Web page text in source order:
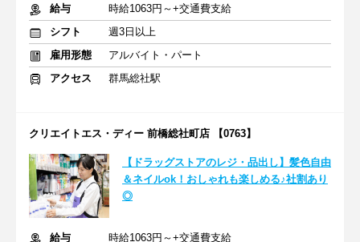
給与
時給1063円～+交通費支給
シフト
週3日以上
雇用形態
アルバイト・パート
アクセス
群馬総社駅
クリエイトエス・ディー 前橋総社町店 【0763】
【ドラッグストアのレジ・品出し】髪色自由
＆ネイルok！おしゃれも楽しめる♪社割あり
◎
給与 時給1063円～+交通費支給